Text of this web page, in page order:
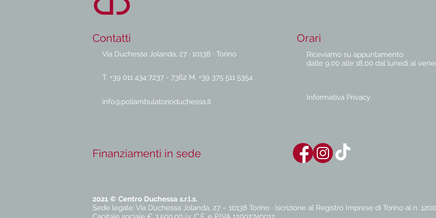
Contatti
Via Duchessa Jolanda, 27 · 10138 · Torino
T. +39 011 434 7237 - 7362 M. +39 375 511 5354
info@poliambulatorioduchessa.it
Finanziamenti in sede
Orari
Riceviamo su appuntamento
dalle 9.00 alle 18.00 dal lunedì al
Informativa Privacy
2021 © Centro Duchessa s.r.l.s.
Sede legale: Via Duchessa Jolanda, 27 – 10138 Torino · Iscrizione al Registro Imprese di Torino al n.